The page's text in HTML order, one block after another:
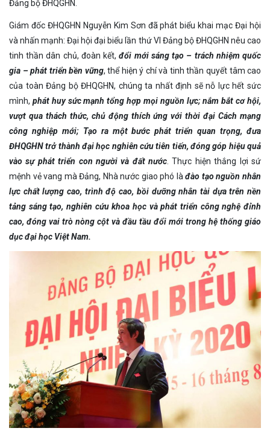
Đảng bộ ĐHQGHN.
Giám đốc ĐHQGHN Nguyễn Kim Sơn đã phát biểu khai mạc Đại hội
và nhấn mạnh: Đại hội đại biểu lần thứ VI Đảng bộ ĐHQGHN nêu cao
tinh thần dân chủ, đoàn kết,đổi mới sáng tạo – trách nhiệm quốc
gia – phát triển bền vững, thể hiện ý chí và tinh thần quyết tâm cao
của toàn Đảng bộ ĐHQGHN, chúng ta nhất định sẽ nỗ lực hết sức
mình, phát huy sức mạnh tổng hợp mọi nguồn lực; nắm bắt cơ hội,
vượt qua thách thức, chủ động thích ứng với thời đại Cách mạng
công nghiệp mới; Tạo ra một bước phát triển quan trọng, đưa
ĐHQGHN trở thành đại học nghiên cứu tiên tiến, đóng góp hiệu quả
vào sự phát triển con người và đất nước . Thực hiện thắng lợi sứ
mệnh vẻ vang mà Đảng, Nhà nước giao phó làđào tạo nguồn nhân
lực chất lượng cao, trình độ cao, bồi dưỡng nhân tài dựa trên nền
tảng sáng tạo, nghiên cứu khoa học và phát triển công nghệ đỉnh
cao, đóng vai trò nòng cột và đầu tầu đổi mới trong hệ thống giáo
dục đại học Việt Nam.